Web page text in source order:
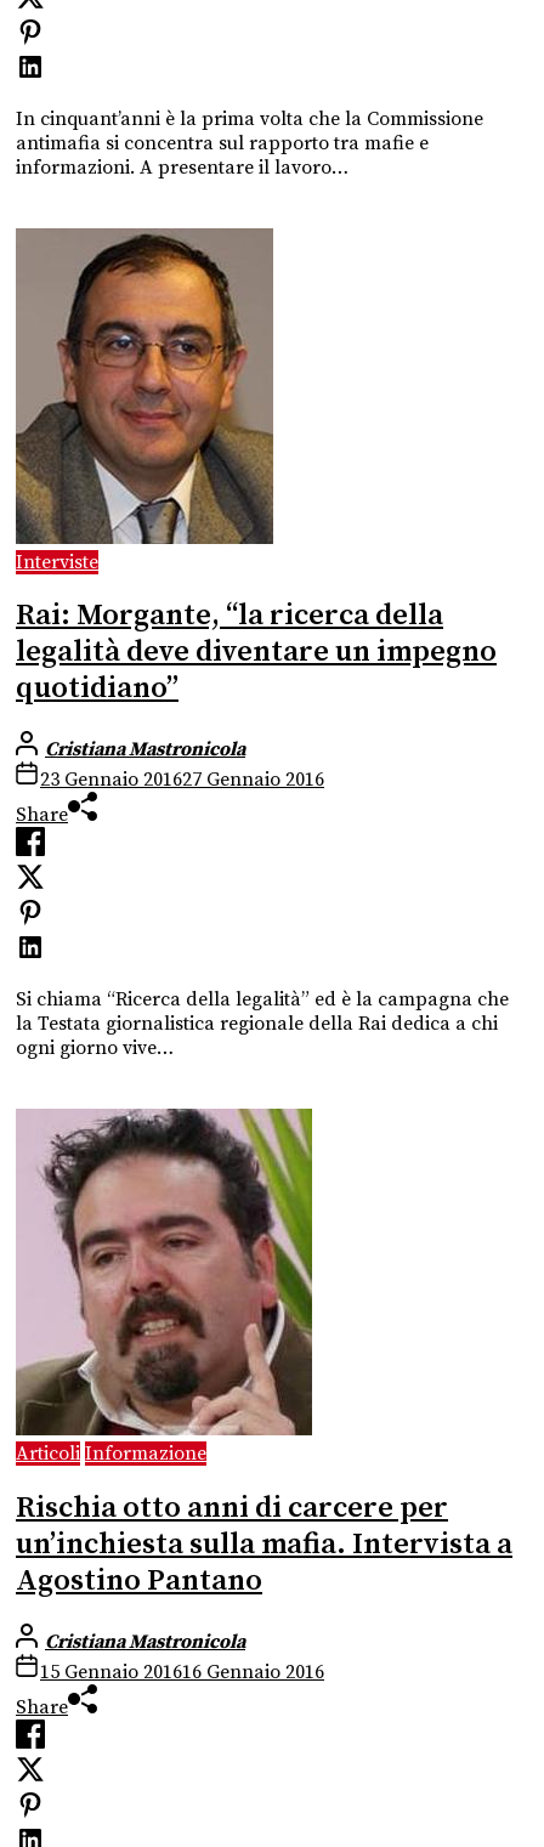
In cinquant’anni è la prima volta che la Commissione
antimafia si concentra sul rapporto tra mafie e
informazioni. A presentare il lavoro…
Interviste
Rai: Morgante, “la ricerca della
legalità deve diventare un impegno
quotidiano”
Cristiana Mastronicola
23 Gennaio 201627 Gennaio 2016
Share
Si chiama “Ricerca della legalità” ed è la campagna che
la Testata giornalistica regionale della Rai dedica a chi
ogni giorno vive…
Articoli Informazione
Rischia otto anni di carcere per
un’inchiesta sulla mafia. Intervista a
Agostino Pantano
Cristiana Mastronicola
15 Gennaio 201616 Gennaio 2016
Share